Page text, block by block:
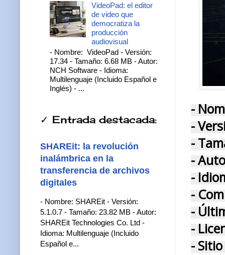
-
-
-
-
-
-
-
-
-
VideoPad: el editor
de video que
democratiza la
producción
audiovisual
- Nombre: VideoPad - Versión:
17.34 - Tamaño: 6.68 MB - Autor:
NCH Software - Idioma:
Multilenguaje (Incluido Español e
Inglés) - ...
✓ Entrada destacada:
SHAREit: la revolución
inalámbrica en la
transferencia de archivos
digitales
- Nombre: SHAREit - Versión:
5.1.0.7 - Tamaño: 23.82 MB - Autor:
SHAREit Technologies Co. Ltd -
Idioma: Multilenguaje (Incluido
Español e...